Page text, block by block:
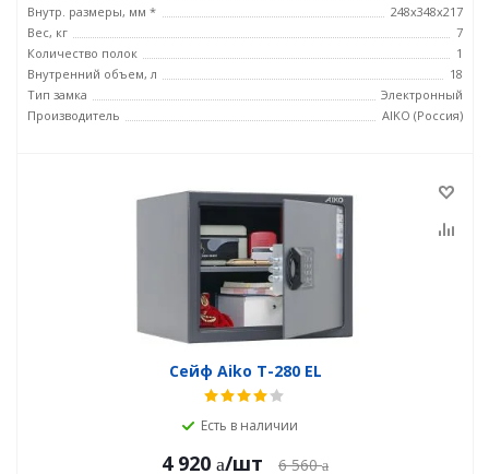
Внутр. размеры, мм *
248x348x217
Вес, кг
7
Количество полок
1
Внутренний объем, л
18
Тип замка
Электронный
Производитель
AIKO (Россия)
Сейф Aiko T-280 EL
Есть в наличии
4 920 /шт 6 560